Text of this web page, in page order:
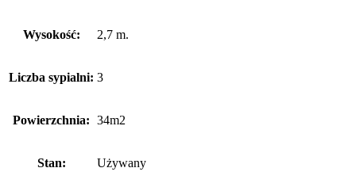
Wysokość: 2,7 m.
Liczba sypialni: 3
Powierzchnia: 34m2
Stan: Używany